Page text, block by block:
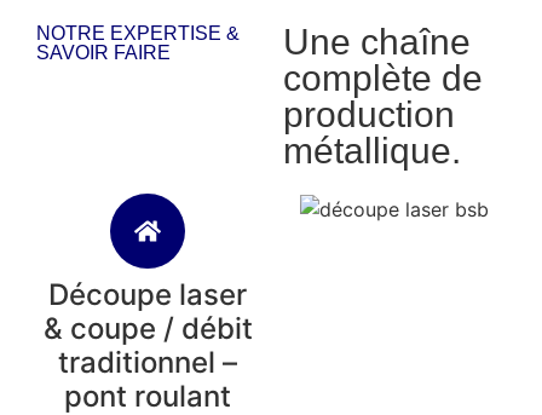
NOTRE EXPERTISE &
SAVOIR FAIRE
Une chaîne
complète de
production
métallique.
Découpe laser
& coupe / débit
traditionnel –
pont roulant